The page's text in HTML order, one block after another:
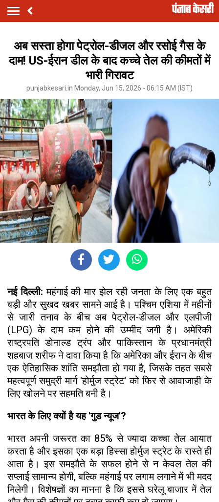
अब सस्ता होगा पेट्रोल-डीजल और रसोई गैस के
दाम! US-ईरान डील के बाद कच्चे तेल की कीमतों में
भारी गिरावट
punjabkesari.in Monday, Jun 15, 2026 - 06:15 AM (IST)
नई दिल्ली:महंगाई की मार झेल रही जनता के लिए एक बहुत
बड़ी और सुखद खबर सामने आई है। पश्चिम एशिया में महीनों
से जारी तनाव के बीच अब पेट्रोल-डीजल और एलपीजी
(LPG) के दाम कम होने की उम्मीद जगी है। अमेरिकी
राष्ट्रपति डोनाल्ड ट्रंप और पाकिस्तान के प्रधानमंत्री
शहबाज शरीफ ने दावा किया है कि अमेरिका और ईरान के बीच
एक ऐतिहासिक शांति समझौता हो गया है, जिसके तहत सबसे
महत्वपूर्ण समुद्री मार्ग 'होर्मुज स्ट्रेट' को फिर से आवाजाही के
लिए खोलने पर सहमति बनी है।
भारत के लिए क्यों है यह 'गुड न्यूज'?
भारत अपनी जरूरत का 85% से ज्यादा कच्चा तेल आयात
करता है और इसका एक बड़ा हिस्सा होर्मुज स्ट्रेट के रास्ते ही
आता है। इस समझौते के सफल होने से न केवल तेल की
सप्लाई सामान्य होगी, बल्कि महंगाई पर लगाम लगाने में भी मदद
मिलेगी। विशेषज्ञों का मानना है कि इससे घरेलू बाजार में तेल